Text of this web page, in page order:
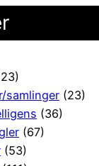
samlinger (23)
(36)
(67)
(53)